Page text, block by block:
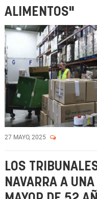
ALIMENTOS"
27 MAYO, 2025
LOS
NAVARRA A